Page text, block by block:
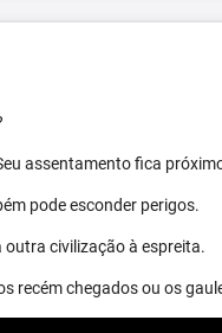
assentamento fica
pode esconder perigos.
outra civilização à espreita.
recém chegados ou os